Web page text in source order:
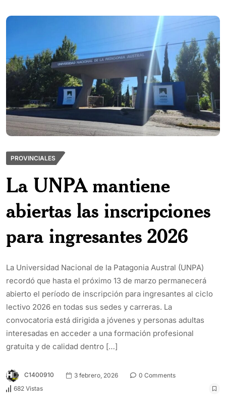
PROVINCIALES
La UNPA mantiene
abiertas las inscripciones
para ingresantes 2026
La Universidad Nacional de la Patagonia Austral (UNPA)
recordó que hasta el próximo 13 de marzo permanecerá
abierto el período de inscripción para ingresantes al ciclo
lectivo 2026 en todas sus sedes y carreras. La
convocatoria está dirigida a jóvenes y personas adultas
interesadas en acceder a una formación profesional
gratuita y de calidad dentro […]
C1400910 3 febrero, 2026
0 Comments
682 Vistas